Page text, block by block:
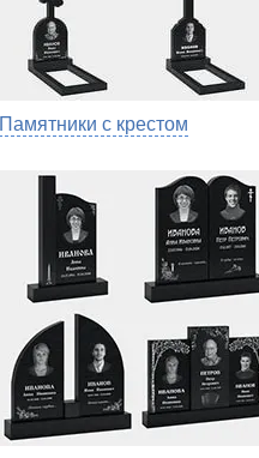
Памятники с крестом